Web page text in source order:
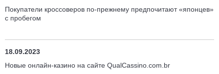
Покупатели кроссоверов по-прежнему предпочитают «японцев»
с пробегом
18.09.2023
Новые онлайн-казино на сайте QualCassino.com.br